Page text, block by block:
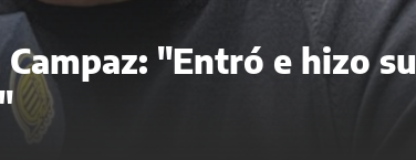
"Entró e hizo su